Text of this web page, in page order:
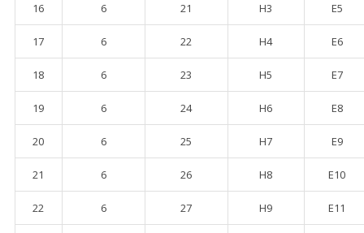
16 6 21 H3 E5
17 6 22 H4 E6
18 6 23 H5 E7
19 6 24 H6 E8
20 6 25 H7 E9
21 6 26 H8 E10
22 6 27 H9 E11